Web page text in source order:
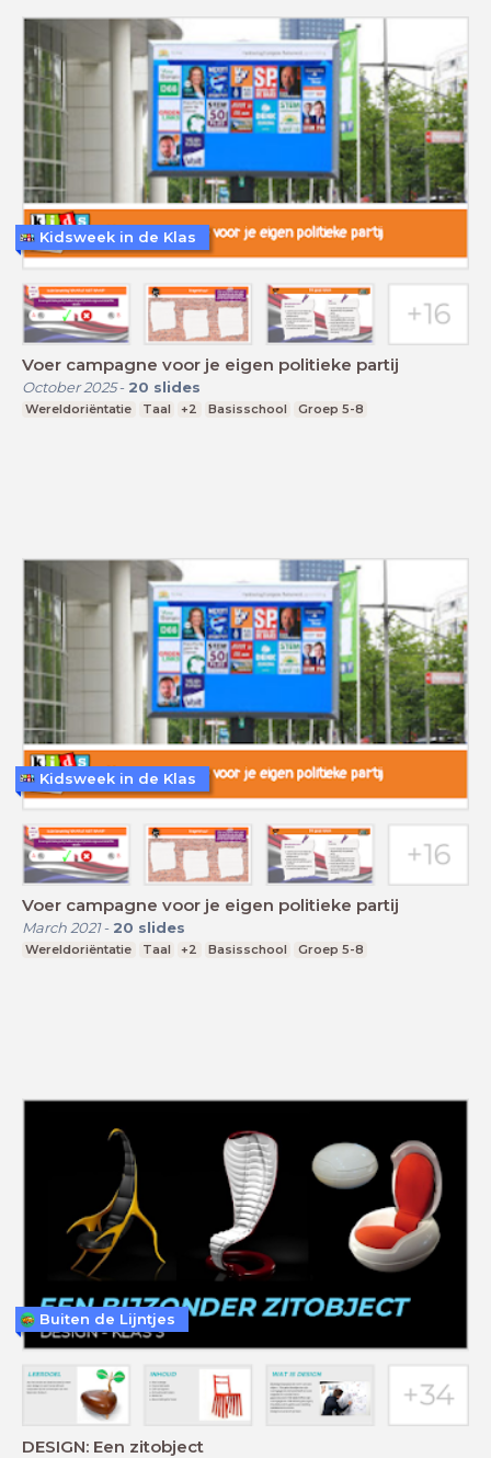
Voer campagne voor je eigen politieke partij
October 2025- 20 slides
Wereldoriëntatie Taal +2 Basisschool Groep 5-8
Kidsweek in de Klas
Voer campagne voor je eigen politieke partij
March 2021- 20 slides
Wereldoriëntatie Taal +2 Basisschool Groep 5-8
Kidsweek in de Klas
DESIGN: Een zitobject
Buiten de Lijntjes